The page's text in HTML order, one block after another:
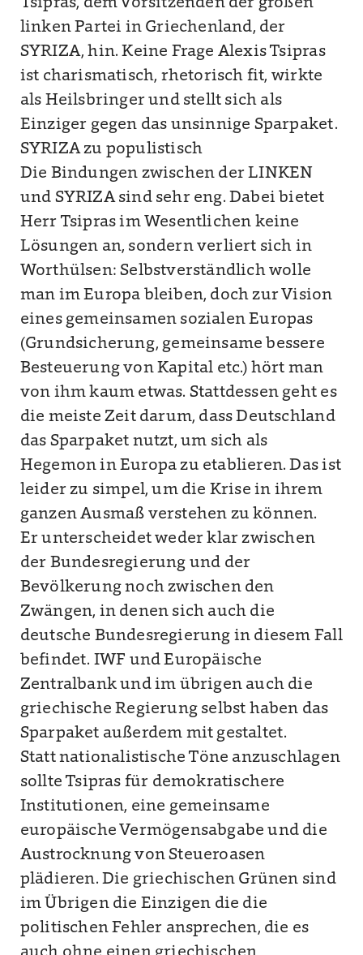
Tsipras, dem Vorsitzenden der großen
linken Partei in Griechenland, der
SYRIZA, hin. Keine Frage Alexis Tsipras
ist charismatisch, rhetorisch fit, wirkte
als Heilsbringer und stellt sich als
Einziger gegen das unsinnige Sparpaket.
SYRIZA zu populistisch
Die Bindungen zwischen der LINKEN
und SYRIZA sind sehr eng. Dabei bietet
Herr Tsipras im Wesentlichen keine
Lösungen an, sondern verliert sich in
Worthülsen: Selbstverständlich wolle
man im Europa bleiben, doch zur Vision
eines gemeinsamen sozialen Europas
(Grundsicherung, gemeinsame bessere
Besteuerung von Kapital etc.) hört man
von ihm kaum etwas. Stattdessen geht es
die meiste Zeit darum, dass Deutschland
das Sparpaket nutzt, um sich als
Hegemon in Europa zu etablieren. Das ist
leider zu simpel, um die Krise in ihrem
ganzen Ausmaß verstehen zu können.
Er unterscheidet weder klar zwischen
der Bundesregierung und der
Bevölkerung noch zwischen den
Zwängen, in denen sich auch die
deutsche Bundesregierung in diesem Fall
befindet. IWF und Europäische
Zentralbank und im übrigen auch die
griechische Regierung selbst haben das
Sparpaket außerdem mit gestaltet.
Statt nationalistische Töne anzuschlagen
sollte Tsipras für demokratischere
Institutionen, eine gemeinsame
europäische Vermögensabgabe und die
Austrocknung von Steueroasen
plädieren. Die griechischen Grünen sind
im Übrigen die Einzigen die die
politischen Fehler ansprechen, die es